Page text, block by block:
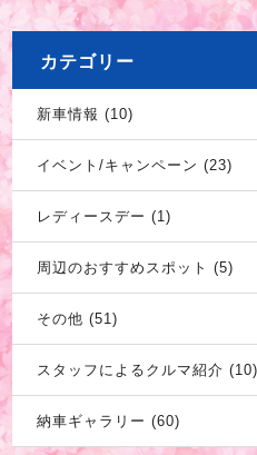
カテゴリー
新車情報 (10)
イベント/キャンペーン (23)
レディースデー (1)
周辺のおすすめスポット (5)
その他 (51)
スタッフによるクルマ紹介 (10)
納車ギャラリー (60)